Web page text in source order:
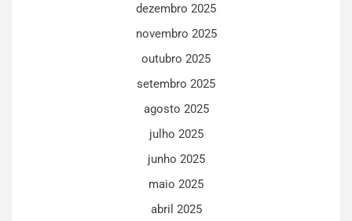
dezembro 2025
novembro 2025
outubro 2025
setembro 2025
agosto 2025
julho 2025
junho 2025
maio 2025
abril 2025